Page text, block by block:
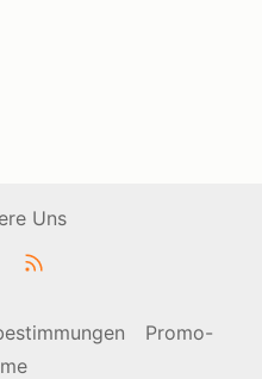
Uns
Promo-